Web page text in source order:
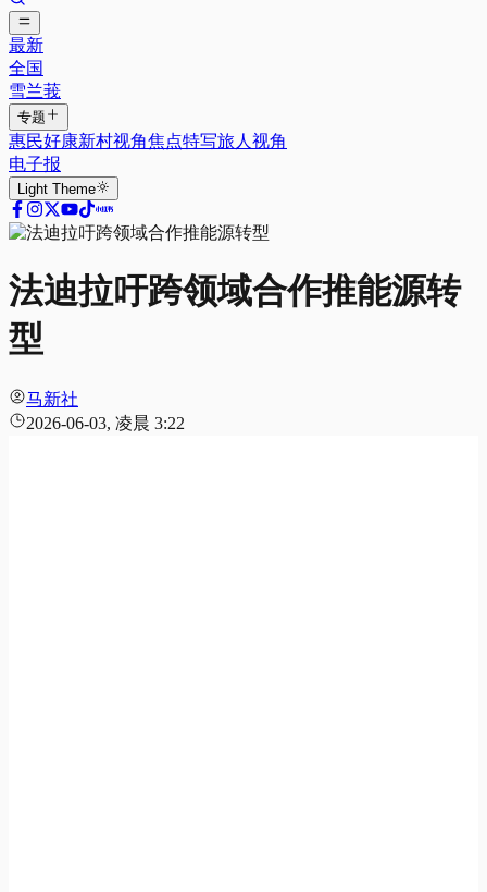
最新
全国
雪兰莪
专题
惠民好康新村视角焦点特写旅人视角
电子报
Light Theme
法迪拉吁跨领域合作推能源转
型
马新社
2026-06-03, 凌晨 3:22